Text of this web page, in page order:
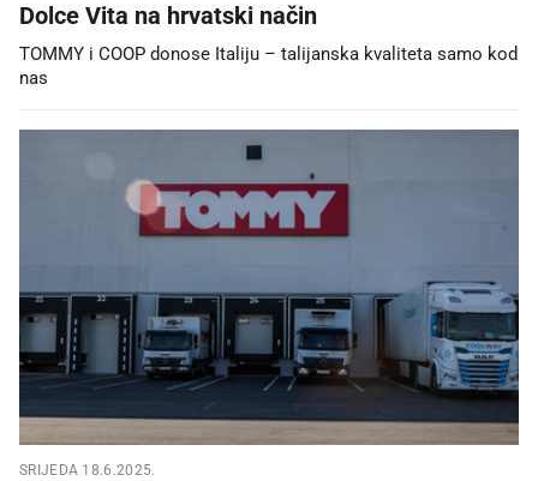
Dolce Vita na hrvatski način
TOMMY i COOP donose Italiju – talijanska kvaliteta samo kod
nas
SRIJEDA 18.6.2025.